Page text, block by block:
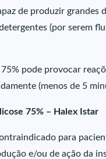
de produzir grandes
(por serem
pode provocar
(menos de 5
75% – Halex Istar
para
e/ou de ação da